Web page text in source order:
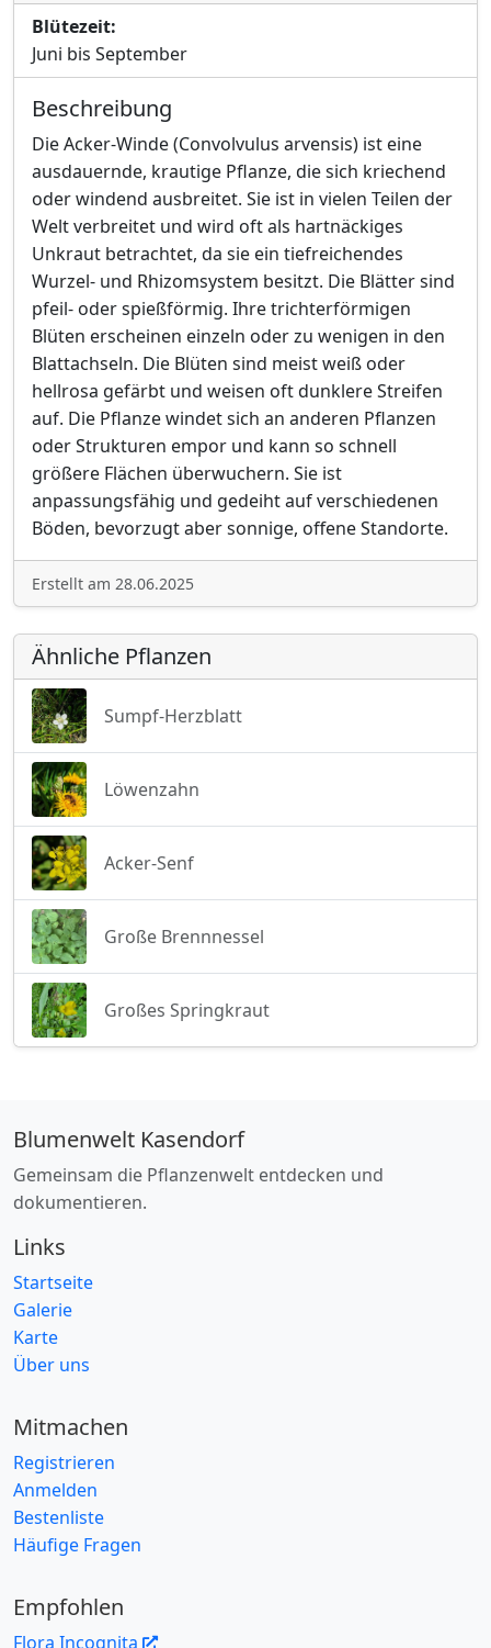
Blütezeit:
Juni bis September
Beschreibung
Die Acker-Winde (Convolvulus arvensis) ist eine
ausdauernde, krautige Pflanze, die sich kriechend
oder windend ausbreitet. Sie ist in vielen Teilen der
Welt verbreitet und wird oft als hartnäckiges
Unkraut betrachtet, da sie ein tiefreichendes
Wurzel- und Rhizomsystem besitzt. Die Blätter sind
pfeil- oder spießförmig. Ihre trichterförmigen
Blüten erscheinen einzeln oder zu wenigen in den
Blattachseln. Die Blüten sind meist weiß oder
hellrosa gefärbt und weisen oft dunklere Streifen
auf. Die Pflanze windet sich an anderen Pflanzen
oder Strukturen empor und kann so schnell
größere Flächen überwuchern. Sie ist
anpassungsfähig und gedeiht auf verschiedenen
Böden, bevorzugt aber sonnige, offene Standorte.
Erstellt am 28.06.2025
Ähnliche Pflanzen
Sumpf-Herzblatt
Löwenzahn
Acker-Senf
Große Brennnessel
Großes Springkraut
Blumenwelt Kasendorf
Gemeinsam die Pflanzenwelt entdecken und
dokumentieren.
Links
Startseite
Galerie
Karte
Über uns
Mitmachen
Registrieren
Anmelden
Bestenliste
Häufige Fragen
Empfohlen
Flora Incognita